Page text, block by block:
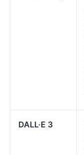
DALL·E 3